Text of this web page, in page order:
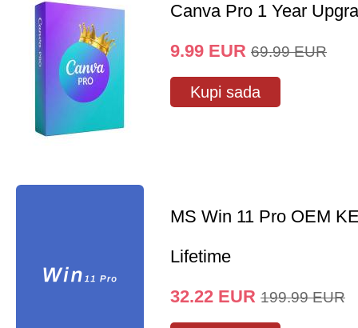
Canva Pro 1 Year
9.99 EUR 69.99 EUR
Kupi sada
MS Win 11 Pro OEM
Lifetime
32.22 EUR 199.99 EUR